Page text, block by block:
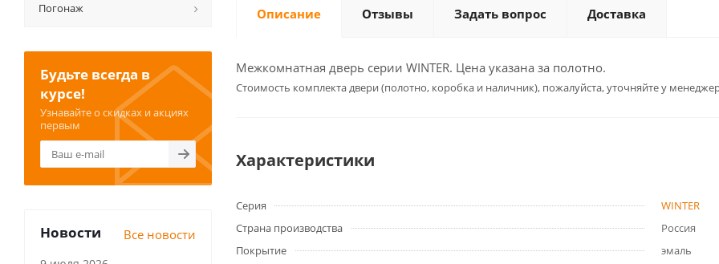
Описание Отзывы Задать вопрос Доставка
Межкомнатная дверь серии WINTER. Цена указана за полотно.
Cтоимость комплекта двери (полотно, коробка и наличник), пожалуйста, уточняйте у
Характеристики
Серия
WINTER
Страна производства
Россия
Покрытие
эмаль
Погонаж
Будьте всегда в
курсе!
Узнавайте о скидках и акциях
первым
Новости Все новости